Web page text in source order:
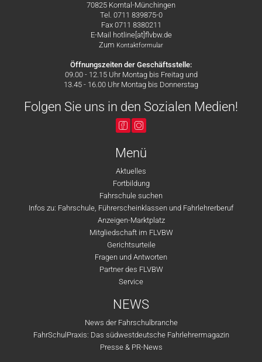
70825 Korntal-Münchingen
Tel. 0711 839875-0
Fax 0711 8380211
E-Mail hotline[at]flvbw.de
Zum Kontaktformular
Öffnungszeiten der Geschäftsstelle:
09.00 - 12.15 Uhr Montag bis Freitag und
13.45 - 16.00 Uhr Montag bis Donnerstag
Folgen Sie uns in den Sozialen Medien!
Menü
Aktuelles
Fortbildung
Fahrschule suchen
Infos zu: Fahrschule, Führerscheinklassen und Fahrlehrerberuf
Anzeigen-Marktplatz
Mitgliedschaft im FLVBW
Gerichtsurteile
Fragen und Antworten
Partner des FLVBW
Service
NEWS
News der Fahrschulbranche
FahrSchulPraxis: Das südwestdeutsche Fahrlehrermagazin
Presse & PR-News